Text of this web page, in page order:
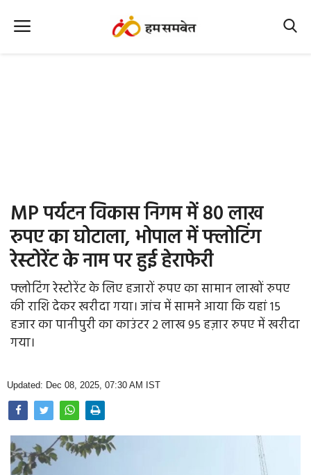
Office Office
Political Gossips
Farm & Food
Opinion
Photo Gallery
Home
MP पर्यटन विकास निगम में 80 लाख
रुपए का घोटाला, भोपाल में फ्लोटिंग
रेस्टोरेंट के नाम पर हुई हेराफेरी
फ्लोटिंग रेस्टोरेंट के लिए हजारों रुपए का सामान लाखों रुपए
की राशि देकर खरीदा गया। जांच में सामने आया कि यहां 15
हजार का पानीपुरी का काउंटर 2 लाख 95 हज़ार रुपए में खरीदा
गया।
Updated: Dec 08, 2025, 07:30 AM IST